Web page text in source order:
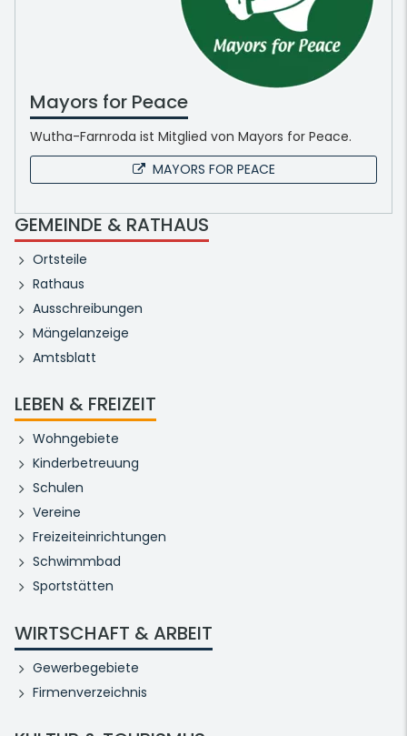
Mayors for Peace
Wutha-Farnroda ist Mitglied von Mayors for Peace.
MAYORS FOR PEACE
GEMEINDE & RATHAUS
Ortsteile
Rathaus
Ausschreibungen
Mängelanzeige
Amtsblatt
LEBEN & FREIZEIT
Wohngebiete
Kinderbetreuung
Schulen
Vereine
Freizeiteinrichtungen
Schwimmbad
Sportstätten
WIRTSCHAFT & ARBEIT
Gewerbegebiete
Firmenverzeichnis